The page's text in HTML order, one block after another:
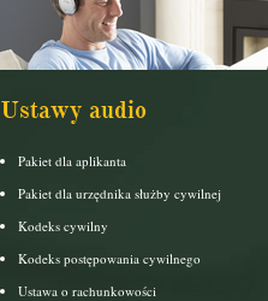
Ustawy audio
Pakiet dla aplikanta
Pakiet dla urzędnika służby cywilnej
Kodeks cywilny
Kodeks postępowania cywilnego
Ustawa o rachunkowości